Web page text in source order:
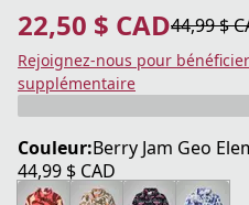
22,50 $ CAD
prix actuel 22,50 $ CAD
44,99 $
prix original 44,99 $ CAD
Enregistrer 50 %
Rejoignez-nous pour
supplémentaire
Couleur:Berry Jam Geo
44,99 $ CAD
prix actuel 44,99 $ CAD